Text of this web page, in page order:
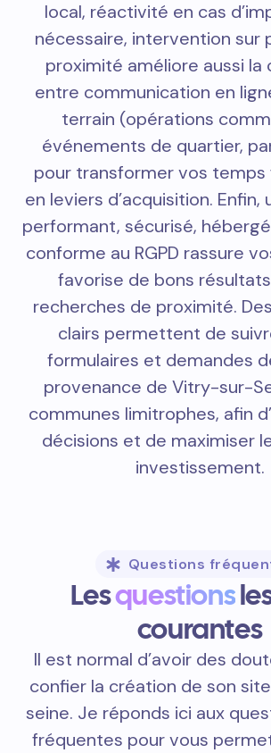
local, réactivité en cas
nécessaire, intervention sur
proximité améliore aussi la
entre communication en
terrain (opérations
événements de quartier,
pour transformer vos temps
en leviers d’acquisition. Enfin,
performant, sécurisé,
conforme au RGPD rassure
favorise de bons
recherches de proximité.
clairs permettent de
formulaires et demandes
provenance de Vitry-sur-
communes limitrophes, afin
décisions et de maximiser
investissement.
Questions
Lesquestions
courantes
Il est normal d’avoir des
confier la création de son
seine. Je réponds ici aux
fréquentes pour vous